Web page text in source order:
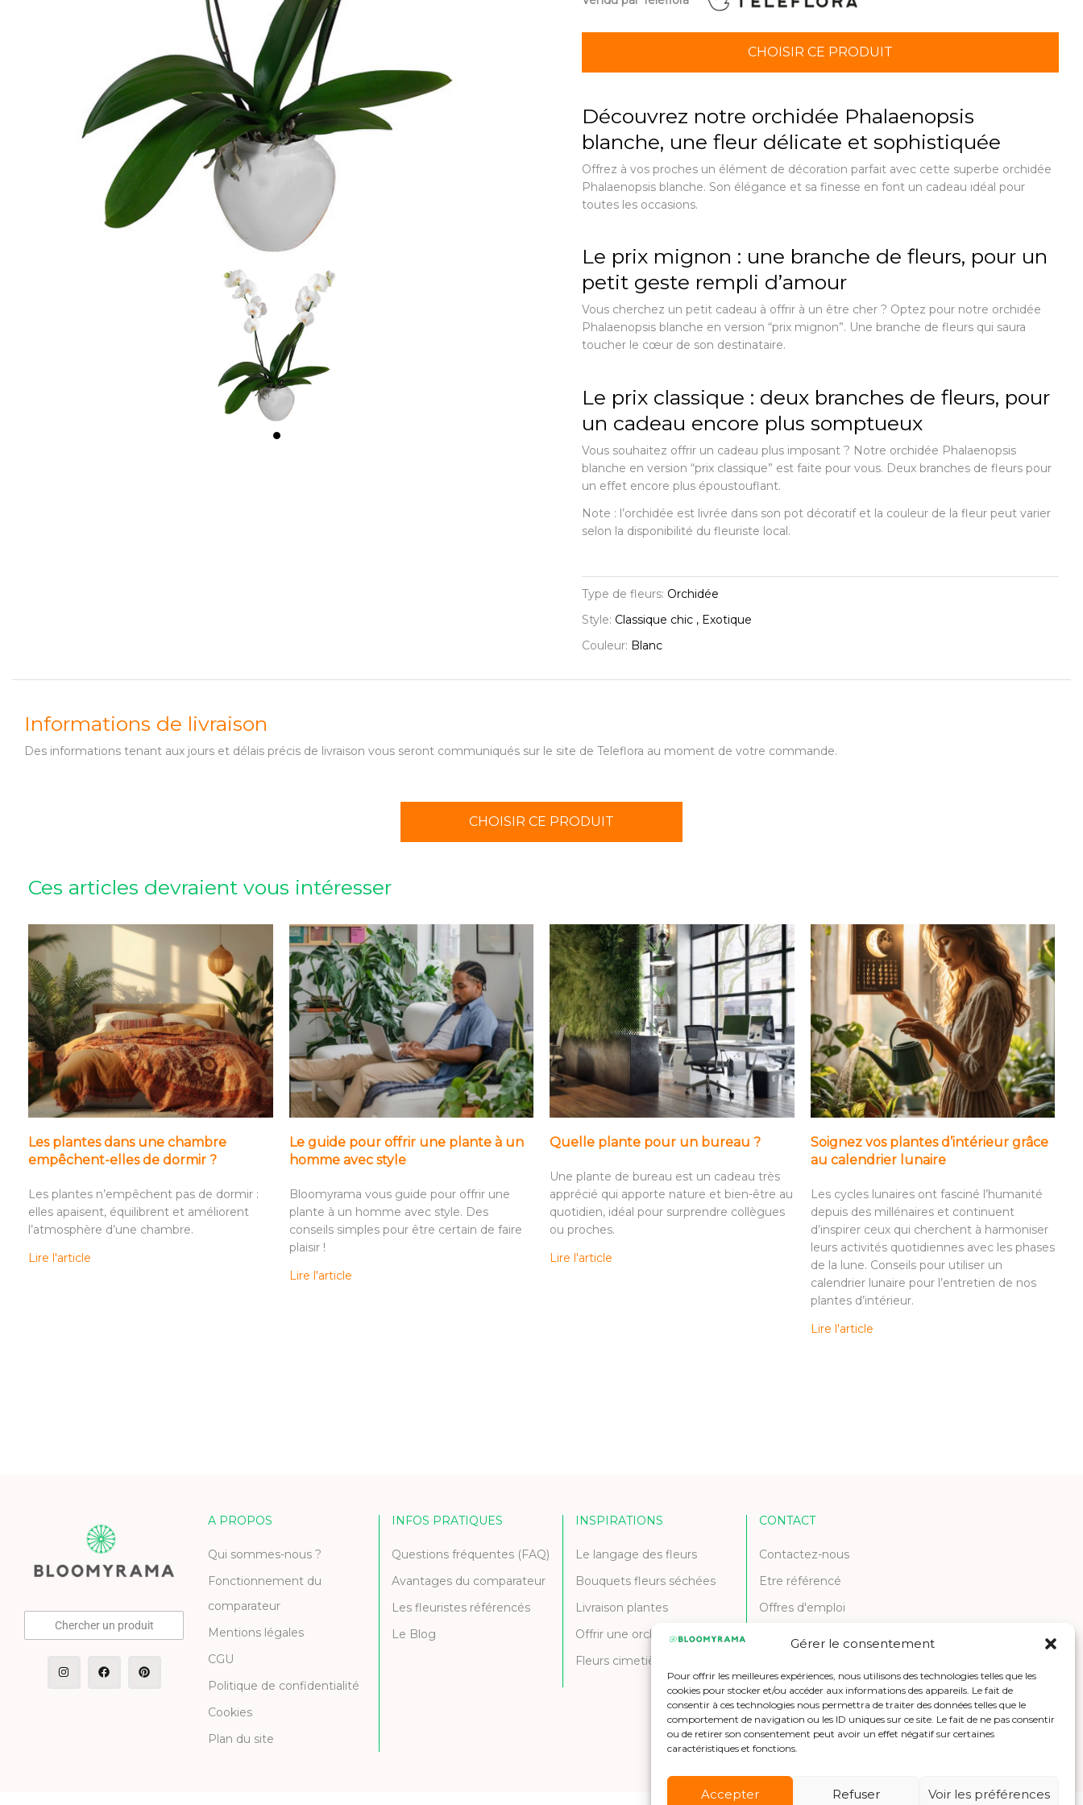
Gérer le consentement
Pour offrir les meilleures expériences, nous utilisons des technologies telles que les
cookies pour stocker et/ou accéder aux informations des appareils. Le fait de
consentir à ces technologies nous permettra de traiter des données telles que le
comportement de navigation ou les ID uniques sur ce site. Le fait de ne pas consentir
ou de retirer son consentement peut avoir un effet négatif sur certaines
caractéristiques et fonctions.
Accepter Refuser Voir les préférences
CHOISIR CE PRODUIT
Découvrez notre orchidée Phalaenopsis
blanche, une fleur délicate et sophistiquée
Offrez à vos proches un élément de décoration parfait avec cette superbe orchidée
Phalaenopsis blanche. Son élégance et sa finesse en font un cadeau idéal pour
toutes les occasions.
Le prix mignon : une branche de fleurs, pour un
petit geste rempli d’amour
Vous cherchez un petit cadeau à offrir à un être cher ? Optez pour notre orchidée
Phalaenopsis blanche en version “prix mignon”. Une branche de fleurs qui saura
toucher le cœur de son destinataire.
Le prix classique : deux branches de fleurs, pour
un cadeau encore plus somptueux
Vous souhaitez offrir un cadeau plus imposant ? Notre orchidée Phalaenopsis
blanche en version “prix classique” est faite pour vous. Deux branches de fleurs pour
un effet encore plus époustouflant.
Note : l’orchidée est livrée dans son pot décoratif et la couleur de la fleur peut varier
selon la disponibilité du fleuriste local.
Type de fleurs: Orchidée
Style: Classique chic , Exotique
Couleur: Blanc
Informations de livraison
Des informations tenant aux jours et délais précis de livraison vous seront communiqués sur le site de Teleflora au moment de votre commande.
CHOISIR CE PRODUIT
Ces articles devraient vous intéresser
Les plantes dans une chambre
empêchent-elles de dormir ?
Les plantes n’empêchent pas de dormir :
elles apaisent, équilibrent et améliorent
l’atmosphère d’une chambre.
Lire l'article
Le guide pour offrir une plante à un
homme avec style
Bloomyrama vous guide pour offrir une
plante à un homme avec style. Des
conseils simples pour être certain de faire
plaisir !
Lire l'article
Quelle plante pour un bureau ?
Une plante de bureau est un cadeau très
apprécié qui apporte nature et bien-être au
quotidien, idéal pour surprendre collègues
ou proches.
Lire l'article
Soignez vos plantes d’intérieur grâce
au calendrier lunaire
Les cycles lunaires ont fasciné l’humanité
depuis des millénaires et continuent
d’inspirer ceux qui cherchent à harmoniser
leurs activités quotidiennes avec les phases
de la lune. Conseils pour utiliser un
calendrier lunaire pour l’entretien de nos
plantes d’intérieur.
Lire l'article
Chercher un produit
A PROPOS
Qui sommes-nous ?
Fonctionnement du
comparateur
Mentions légales
CGU
Politique de confidentialité
Cookies
Plan du site
INFOS PRATIQUES
Questions fréquentes (FAQ)
Avantages du comparateur
Les fleuristes référencés
Le Blog
INSPIRATIONS
Le langage des fleurs
Bouquets fleurs séchées
Livraison plantes
Offrir une orchidée
Fleurs cimetière et deuil
CONTACT
Contactez-nous
Etre référencé
Offres d'emploi